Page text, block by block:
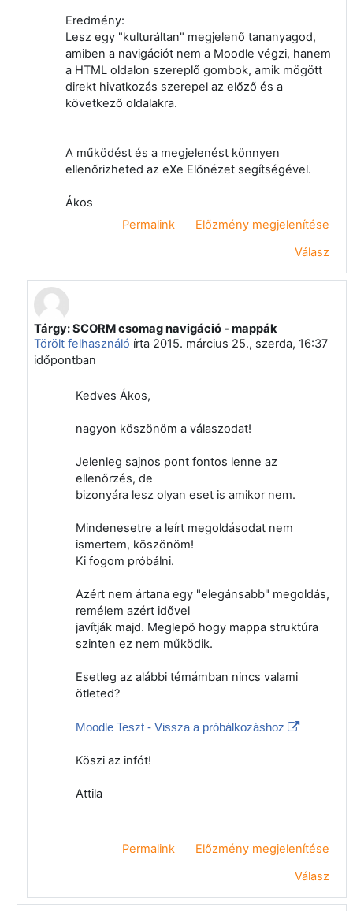
Eredmény:
Lesz egy "kulturáltan" megjelenő tananyagod,
amiben a navigációt nem a Moodle végzi, hanem
a HTML oldalon szereplő gombok, amik mögött
direkt hivatkozás szerepel az előző és a
következő oldalakra.
A működést és a megjelenést könnyen
ellenőrizheted az eXe Előnézet segítségével.
Ákos
Permalink
Előzmény megjelenítése
Válasz
Válasz erre: Rácz Ákos
Tárgy: SCORM csomag navigáció - mappák
Törölt felhasználó írta 2015. március 25., szerda, 16:37
időpontban
Kedves Ákos,
nagyon köszönöm a válaszodat!
Jelenleg sajnos pont fontos lenne az
ellenőrzés, de
bizonyára lesz olyan eset is amikor nem.
Mindenesetre a leírt megoldásodat nem
ismertem, köszönöm!
Ki fogom próbálni.
Azért nem ártana egy "elegánsabb" megoldás,
remélem azért idővel
javítják majd. Meglepő hogy mappa struktúra
szinten ez nem működik.
Esetleg az alábbi témámban nincs valami
ötleted?
Moodle Teszt - Vissza a próbálkozáshoz
Köszi az infót!
Attila
Permalink
Előzmény megjelenítése
Válasz